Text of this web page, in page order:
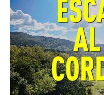
Córdoba.
Alrededor de la hora
personal de Bomberos
gestado en una
Chachapoyas 1320 de
se inició por causas que
daños materiales en